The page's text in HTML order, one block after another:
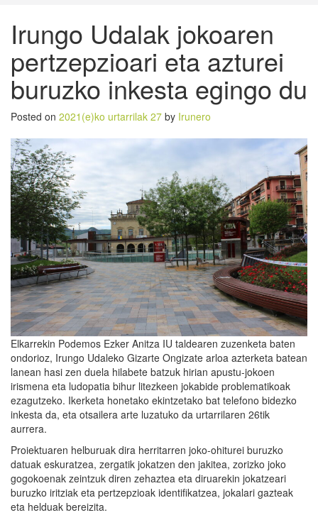
Irungo Udalak jokoaren
pertzepzioari eta azturei
buruzko inkesta egingo du
Posted on 2021(e)ko urtarrilak 27 by Irunero
Elkarrekin Podemos Ezker Anitza IU taldearen zuzenketa baten
ondorioz, Irungo Udaleko Gizarte Ongizate arloa azterketa batean
lanean hasi zen duela hilabete batzuk hirian apustu-jokoen
irismena eta ludopatia bihur litezkeen jokabide problematikoak
ezagutzeko. Ikerketa honetako ekintzetako bat telefono bidezko
inkesta da, eta otsailera arte luzatuko da urtarrilaren 26tik
aurrera.
Proiektuaren helburuak dira herritarren joko-ohiturei buruzko
datuak eskuratzea, zergatik jokatzen den jakitea, zorizko joko
gogokoenak zeintzuk diren zehaztea eta diruarekin jokatzeari
buruzko iritziak eta pertzepzioak identifikatzea, jokalari gazteak
eta helduak bereizita.